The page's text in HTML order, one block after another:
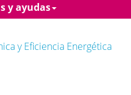
y ayudas
y Eficiencia Energética